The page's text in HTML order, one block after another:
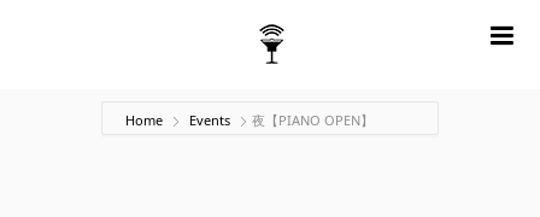
Home Events 夜【PIANO OPEN】